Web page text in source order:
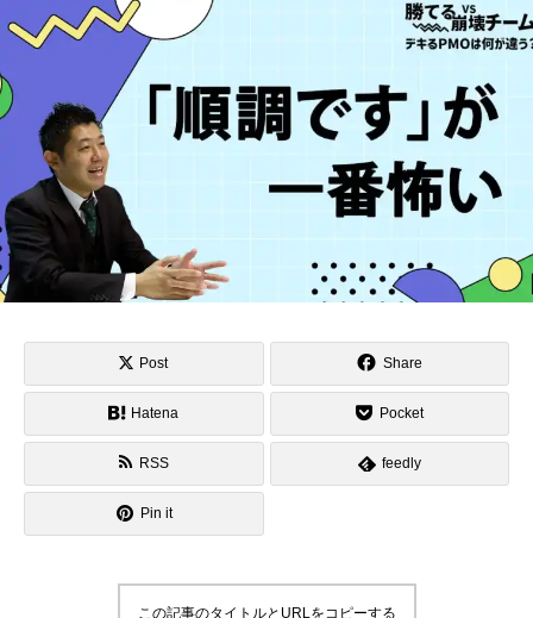
Post Share
Hatena Pocket
RSS feedly
Pin it
この記事のタイトルとURLをコピーする